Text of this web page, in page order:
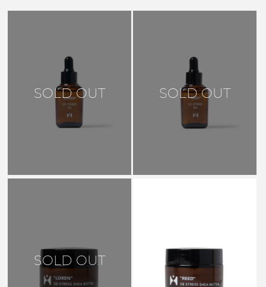
SOLD OUT SOLD OUT
SOLD OUT
DE STRESS SHEA BUTTER
"REED"